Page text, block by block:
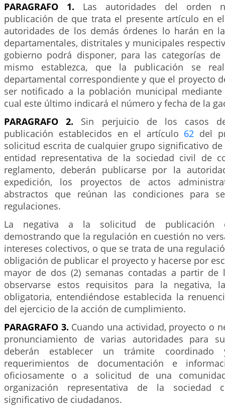
PARAGRAFO 1. Las autoridades del orden
publicación de que trata el presente artículo en
autoridades de los demás órdenes lo harán en
departamentales, distritales y municipales
gobierno podrá disponer, para las categorías
mismo establezca, que la publicación se
departamental correspondiente y que el proyecto
ser notificado a la población municipal
cual este último indicará el número y fecha de la
PARAGRAFO 2. Sin perjuicio de los casos
publicación establecidos en el artículo 62 del
solicitud escrita de cualquier grupo significativo
entidad representativa de la sociedad civil de
reglamento, deberán publicarse por la
expedición, los proyectos de actos
abstractos que reúnan las condiciones para
regulaciones.
La negativa a la solicitud de publicación
demostrando que la regulación en cuestión no
intereses colectivos, o que se trata de una
obligación de publicar el proyecto y hacerse por
mayor de dos (2) semanas contadas a partir
observarse estos requisitos para la negativa,
obligatoria, entendiéndose establecida la
del ejercicio de la acción de cumplimiento.
PARAGRAFO 3. Cuando una actividad, proyecto o
pronunciamiento de varias autoridades para
deberán establecer un trámite coordinado
requerimientos de documentación e
oficiosamente o a solicitud de una
organización representativa de la
significativo de ciudadanos.